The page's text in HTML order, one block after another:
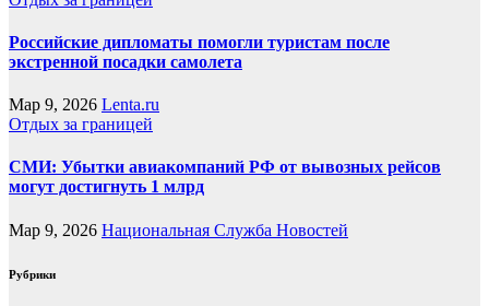
Российские дипломаты помогли туристам после
экстренной посадки самолета
Мар 9, 2026 Lenta.ru
Отдых за границей
СМИ: Убытки авиакомпаний РФ от вывозных рейсов
могут достигнуть 1 млрд
Мар 9, 2026 Национальная Служба Новостей
Рубрики